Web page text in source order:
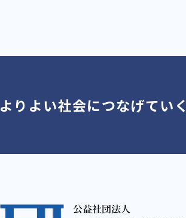
よりよい社会につなげてい